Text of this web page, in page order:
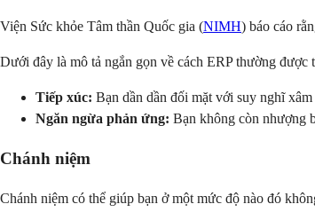
Viện Sức khỏe Tâm thần Quốc gia (NIMH) báo cáo
Dưới đây là mô tả ngắn gọn về cách ERP thường được
Tiếp xúc: Bạn dần dần đối mặt với suy nghĩ
Ngăn ngừa phản ứng: Bạn không còn nhượng
Chánh niệm
Chánh niệm có thể giúp bạn ở một mức độ nào đó